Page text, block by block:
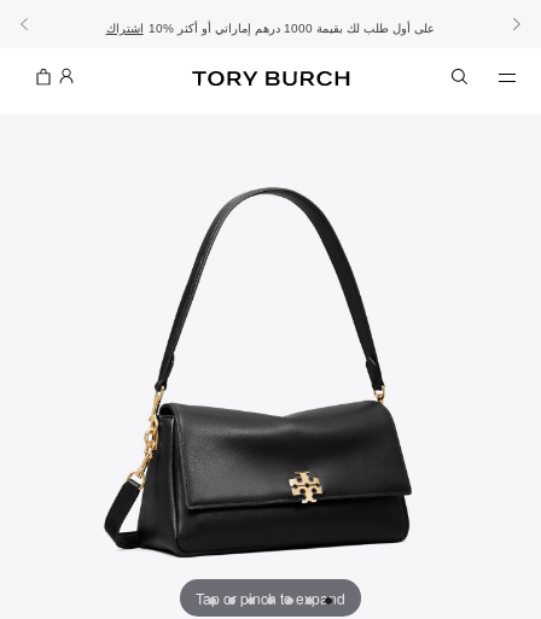
الموسم الجديد: إطلالات العملتسوّقي التشكيلة تشكيلة عيد الأضحىتسوقي اشتراك 10% على أول طلب لك بقيمة 1000 درهم إماراتي أو أكثر تفاصيل - الشحن المجاني تفاصيل - تسوق الآن واستلم في المتجر
Tap or pinch to expand